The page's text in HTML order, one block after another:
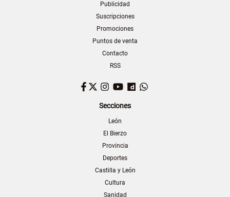
Publicidad
Suscripciones
Promociones
Puntos de venta
Contacto
RSS
Facebook
TwitterInstagram
YouTubeDailymotion
Secciones
León
El Bierzo
Provincia
Deportes
Castilla y León
Cultura
Sanidad